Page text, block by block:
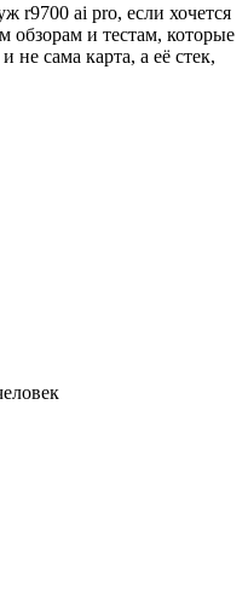
r9700 ai pro, если хочется
обзорам и тестам, которые
сама карта, а её стек,